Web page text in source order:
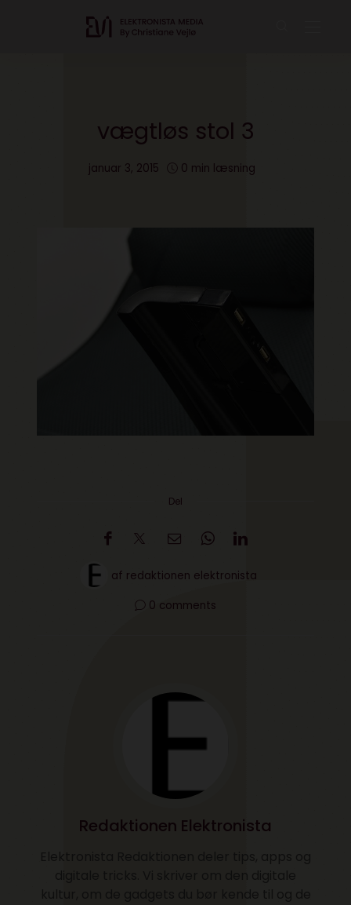
vægtløs stol 3
januar 3, 2015 0 min læsning
Del
af redaktionen elektronista
0 comments
Redaktionen Elektronista